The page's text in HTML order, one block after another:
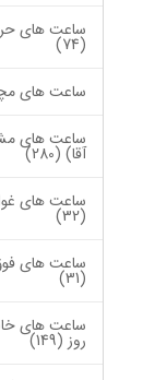
ساعت های
(74)
ساعت های مچی
ساعت های
آقا) (280)
ساعت های
(32)
ساعت های
(31)
ساعت های
روز (149)